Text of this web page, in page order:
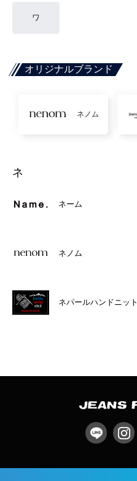
ワ
オリジナルブランド
ネノム
ネ
ネーム
ネノム
ネパールハンドニット